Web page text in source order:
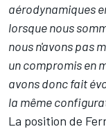
aérodynamiques
lorsque nous
nous n'avons pas
un compromis en
avons donc fait
la même
La position de